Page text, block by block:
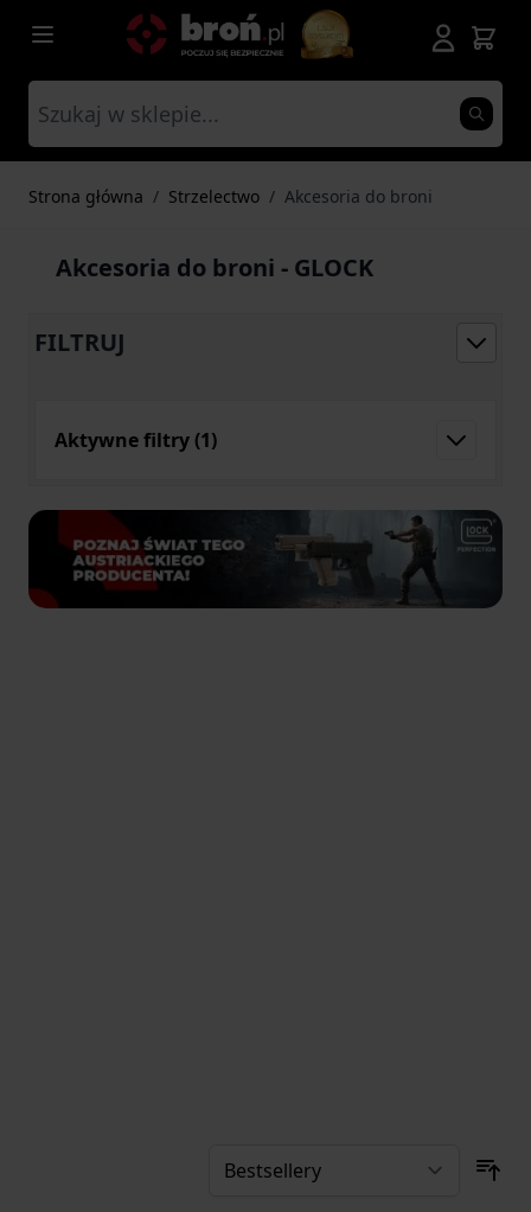
Przejdź do treści
Strona główna / Strzelectwo / Akcesoria do broni
Akcesoria do broni - GLOCK
FILTRUJ
Aktywne filtry (1)